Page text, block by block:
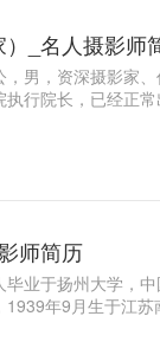
_名人摄影师
，男，资深摄影家
执行院长，已经正
师简历
业于扬州大学，
1939年9月生于江